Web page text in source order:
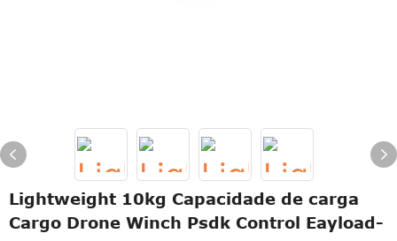
Lightweight 10kg Capacidade de carga
Cargo Drone Winch Psdk Control Eayload-